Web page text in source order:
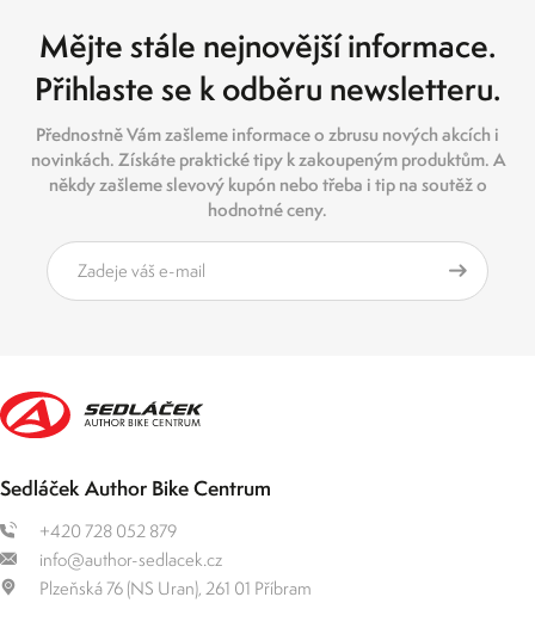
Mějte stále nejnovější informace.
Přihlaste se k odběru newsletteru.
Přednostně Vám zašleme informace o zbrusu nových akcích i
novinkách. Získáte praktické tipy k zakoupeným produktům. A
někdy zašleme slevový kupón nebo třeba i tip na soutěž o
hodnotné ceny.
Sedláček Author Bike Centrum
+420 728 052 879
info@author-sedlacek.cz
Plzeňská 76 (NS Uran), 261 01 Příbram